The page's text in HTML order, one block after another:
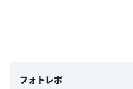
フォトレポ